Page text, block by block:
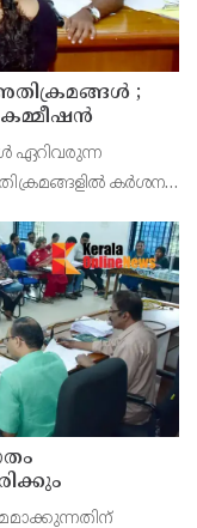
;
ഏറിവരുന്ന
കർശന